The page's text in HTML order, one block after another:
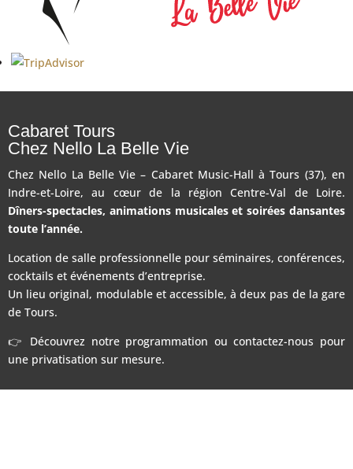
Cabaret Tours
Chez Nello La Belle Vie
Chez Nello La Belle Vie – Cabaret Music-Hall à Tours (37), en
Indre-et-Loire, au cœur de la région Centre-Val de Loire.
Dîners-spectacles, animations musicales et soirées dansantes
toute l’année.
Location de salle professionnelle pour séminaires, conférences,
cocktails et événements d’entreprise.
Un lieu original, modulable et accessible, à deux pas de la gare
de Tours.
👉 Découvrez notre programmation ou contactez-nous pour
une privatisation sur mesure.